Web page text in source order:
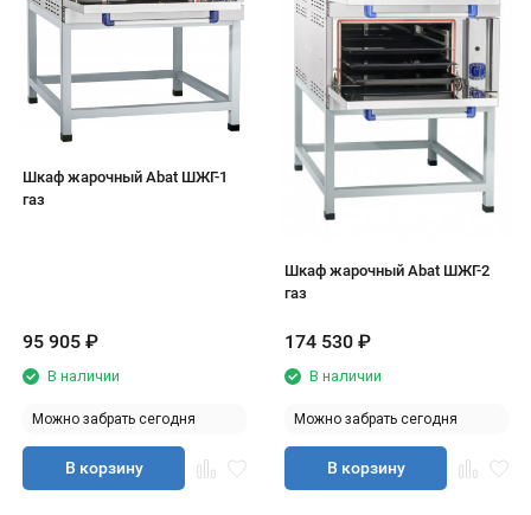
Шкаф жарочный Abat ШЖГ-1
газ
95 905 ₽
В наличии
Можно забрать сегодня
В корзину
Шкаф жарочный Abat ШЖГ-2
газ
174 530 ₽
В наличии
Можно забрать сегодня
В корзину